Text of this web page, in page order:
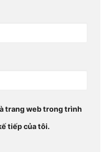
trang web trong trình
tiếp của tôi.